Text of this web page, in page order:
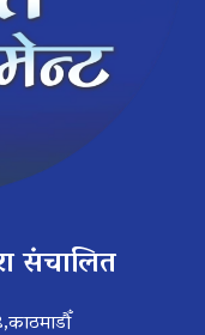
संचालित